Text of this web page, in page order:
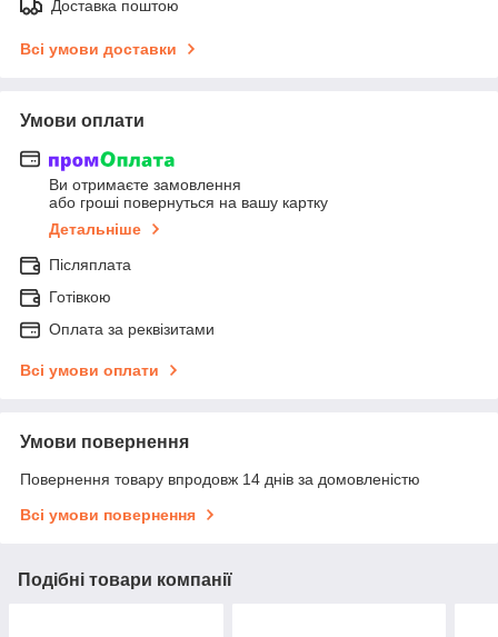
Доставка поштою
Всі умови доставки
Умови оплати
Ви отримаєте замовлення
або гроші повернуться на вашу картку
Детальніше
Післяплата
Готівкою
Оплата за реквізитами
Всі умови оплати
Умови повернення
Повернення товару впродовж 14 днів за домовленістю
Всі умови повернення
Подібні товари компанії